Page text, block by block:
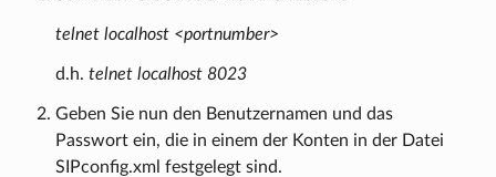
telnet localhost <portnumber>
d.h. telnet localhost 8023
Geben Sie nun den Benutzernamen und das
Passwort ein, die in einem der Konten in der Datei
SIPconfig.xml festgelegt sind.